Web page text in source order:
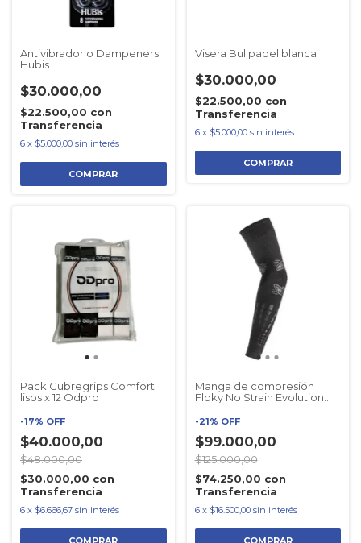
Antivibrador o Dampeners
Hubis
$30.000,00
$22.500,00 con
Transferencia
6 x $5.000,00 sin interés
COMPRAR
Visera Bullpadel blanca
$30.000,00
$22.500,00 con
Transferencia
6 x $5.000,00 sin interés
Pack Cubregrips Comfort
lisos x 12 Odpro
-17% OFF
$40.000,00
$48.000,00
$30.000,00 con
Transferencia
6 x $6.666,67 sin interés
Manga de compresión
Floky No Strain Evolution
-21% OFF
$99.000,00
$125.000,00
$74.250,00 con
Transferencia
6 x $16.500,00 sin interés
COMPRAR